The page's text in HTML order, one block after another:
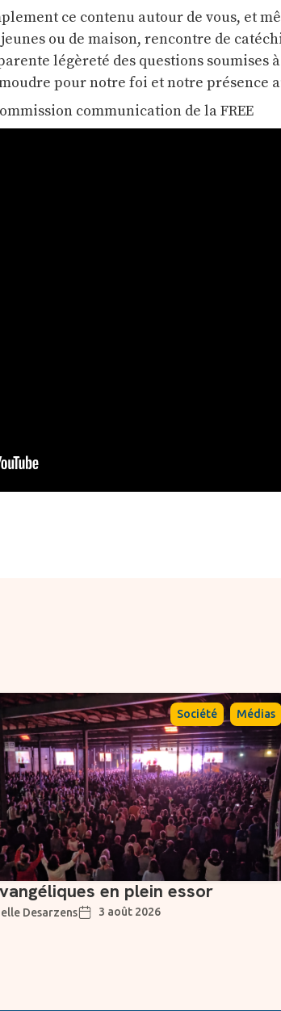
ce contenu autour de vous, et
ou de maison, rencontre de
légèreté des questions soumises
pour notre foi et notre présence
communication de la FREE
Société , Médias
en plein essor
Desarzens 3 août 2026